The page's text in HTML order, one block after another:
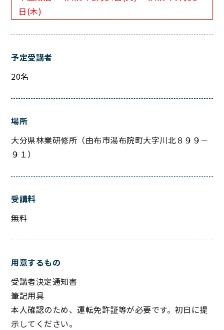
日(木)
予定受講者
20名
場所
大分県林業研修所（由布市湯布院町大字川北８９９－
９１）
受講料
無料
用意するもの
受講者決定通知書
筆記用具
本人確認のため、運転免許証等が必要です。初日に提
示してください。